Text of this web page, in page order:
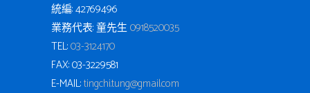
統編: 42769496
業務代表: 童先生0918520035
TEL:03-3124170
FAX: 03-3229581
E-MAIL:tingchi.tung@gmail.com